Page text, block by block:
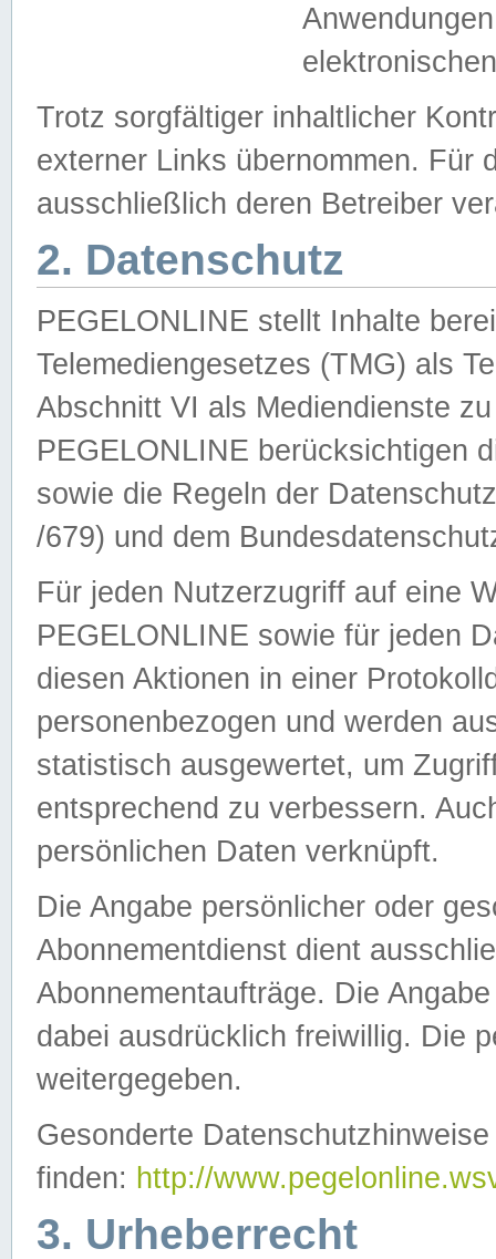
Trotz sorgfältiger inhaltlicher
externer Links übernommen. Für
ausschließlich deren Betreiber
2. Datenschutz
PEGELONLINE stellt Inhalte
Telemediengesetzes (TMG) als
Abschnitt VI als Mediendienste
PEGELONLINE berücksichtigen
sowie die Regeln der
/679) und dem
Für jeden Nutzerzugriff auf eine
PEGELONLINE sowie für jeden
diesen Aktionen in einer
personenbezogen und werden
statistisch ausgewertet, um
entsprechend zu verbessern.
persönlichen Daten verknüpft.
Die Angabe persönlicher oder
Abonnementdienst dient
Abonnementaufträge. Die
dabei ausdrücklich freiwillig. Die
weitergegeben.
Gesonderte
finden: http://
3. Urheberrecht